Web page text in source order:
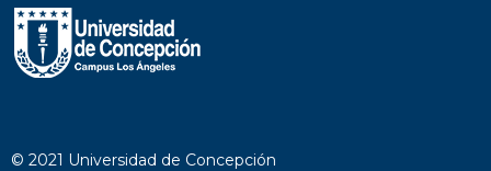
© 2021 Universidad de Concepción